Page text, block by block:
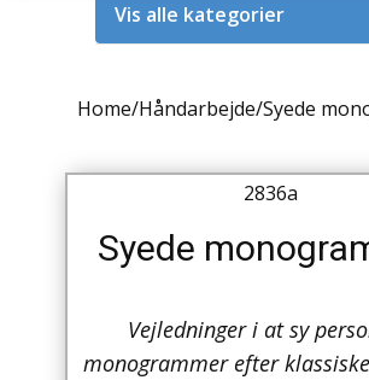
Vis alle kategorier
Amerika / USA
Anden Verdenskrig
Antikke / Specielle Bøger
Arkæologi
Home/Håndarbejde/Syede
2836a
Syede
Vejledninger i at sy
monogrammer efter